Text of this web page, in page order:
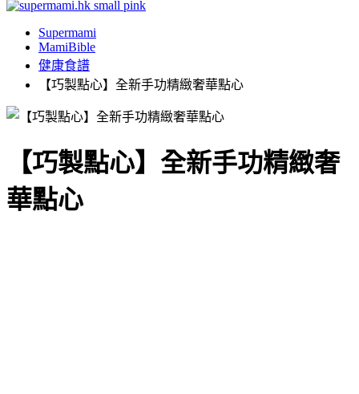
Supermami
MamiBible
健康食譜
【巧製點心】全新手功精緻奢華點心
【巧製點心】全新手功精緻奢
華點心